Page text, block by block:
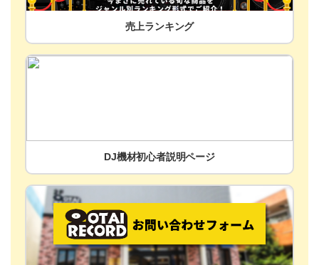
売上ランキング
DJ機材初心者説明ページ